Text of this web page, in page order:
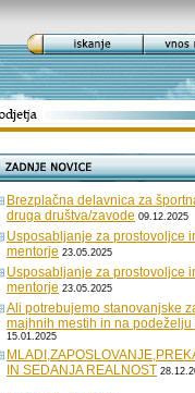
Brezplačna delavnica za
druga društva/zavode 09.12.2025
Usposabljanje za prostovoljce
mentorje 23.05.2025
Usposabljanje za prostovoljce
mentorje 23.05.2025
Ali potrebujemo stanovanjske
majhnih mestih in na podeželju
15.01.2025
IN SEDANJA REALNOST